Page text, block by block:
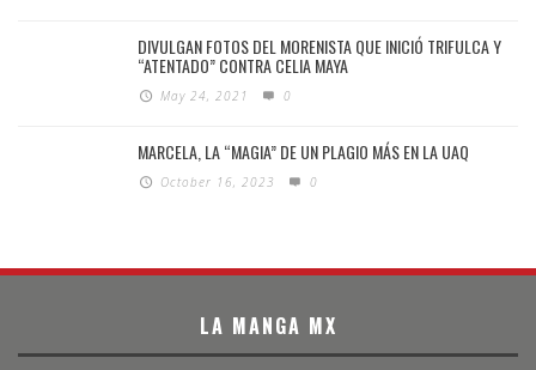
DIVULGAN FOTOS DEL MORENISTA QUE INICIÓ TRIFULCA Y
“ATENTADO” CONTRA CELIA MAYA
May 24, 2021 0
MARCELA, LA “MAGIA” DE UN PLAGIO MÁS EN LA UAQ
October 16, 2023 0
LA MANGA MX